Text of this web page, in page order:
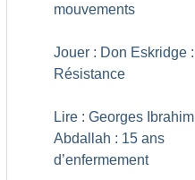
mouvements
Jouer : Don Eskridge :
Résistance
Lire : Georges Ibrahim
Abdallah : 15 ans
d’enfermement